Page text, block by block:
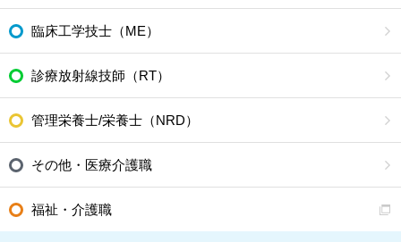
臨床工学技士（ME）
診療放射線技師（RT）
管理栄養士/栄養士（NRD）
その他・医療介護職
福祉・介護職